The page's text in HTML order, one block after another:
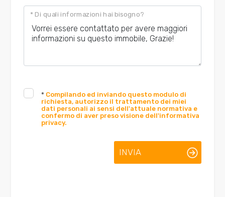
* Di quali informazioni hai bisogno?
* Compilando ed inviando questo modulo di
richiesta, autorizzo il trattamento dei miei
dati personali ai sensi dell'attuale normativa e
confermo di aver preso visione dell'informativa
privacy.
INVIA